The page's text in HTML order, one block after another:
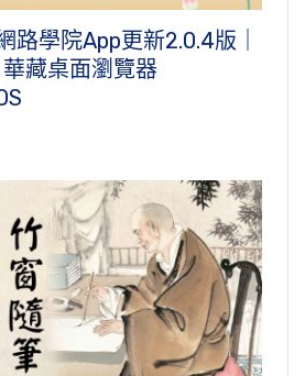
路學院App更新2.0.4版｜
藏桌面瀏覽器